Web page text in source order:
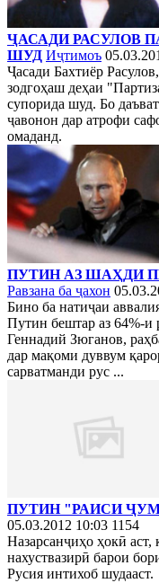
ҶАСАДИ РАСУЛОВ
ШУД Иҷтимоъ
Ҷасади Бахтиёр
зодгоҳаш деҳаи
супорида шуд. Бо
ҷавонон дар атрофи
омаданд.
ПУТИН АЗ ШАҲДИ
Равзана ба ҷахон
Бино ба натиҷаи
Путин бештар аз 64%-и
Геннадий Зюганов,
дар мақоми дуввум
сарватманди рус ...
ПУТИН "РАИСИ
05.03.2012 10:03 1154
Назарсанҷиҳо ҳокӣ
нахуствазирӣ барои
Русия интихоб шудааст.